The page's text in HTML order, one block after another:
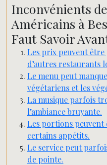
Inconvénients
Américains à
Faut Savoir
Les prix peuvent être
d’autres restaurants
Le menu peut
végétariens et les
La musique parfois
l’ambiance bruyante.
Les portions
certains appétits.
Le service peut
de pointe.